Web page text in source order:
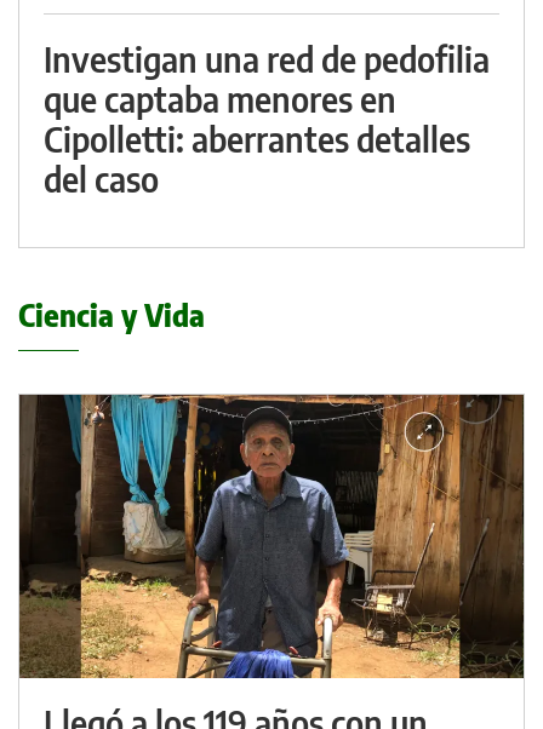
Investigan una red de pedofilia
que captaba menores en
Cipolletti: aberrantes detalles
del caso
Ciencia y Vida